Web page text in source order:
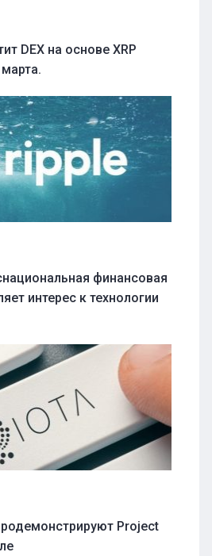
DEX на основе XRP
финансовая
интерес к технологии
Project